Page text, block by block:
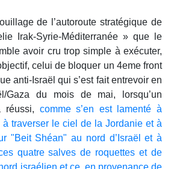
de l’autoroute stratégique de
Irak-Syrie-Méditerranée » que le
avoir cru trop simple à exécuter,
celui de bloquer un 4eme front
anti-Israël qui s’est fait entrevoir en
Gaza du mois de mai, lorsqu’un
réussi, comme s’en est lamenté à
à traverser le ciel de la Jordanie et à
"Beit Shéan" au nord d’Israël et à
quatre salves de roquettes et de